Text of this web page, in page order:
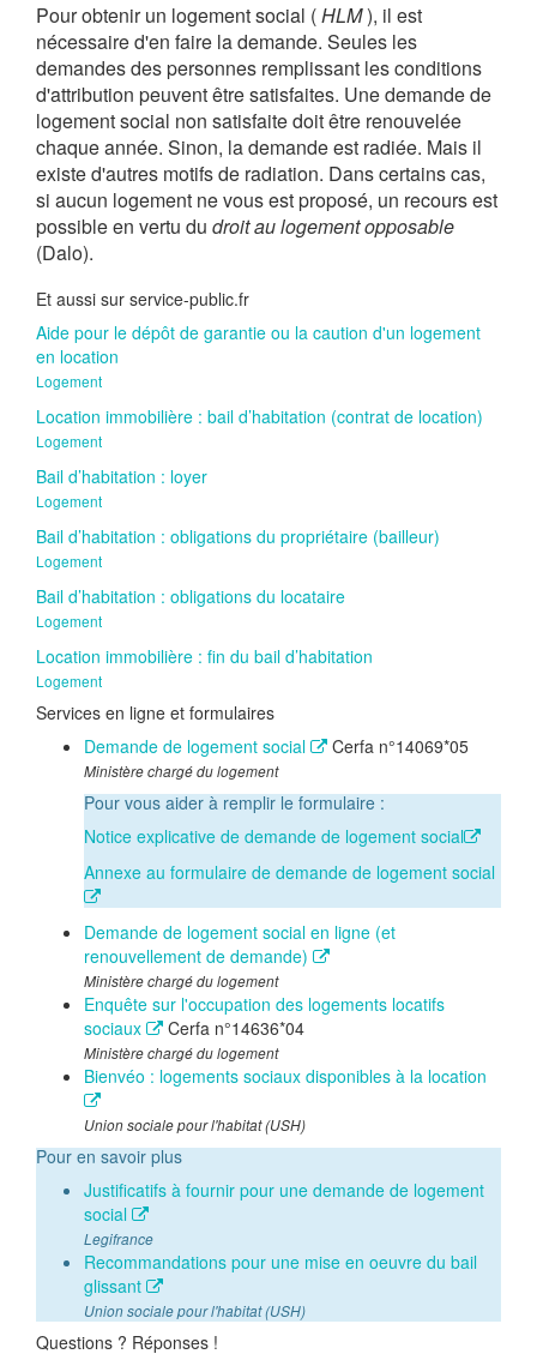
Pour obtenir un logement social (HLM), il est
nécessaire d'en faire la demande. Seules les
demandes des personnes remplissant les conditions
d'attribution peuvent être satisfaites. Une demande de
logement social non satisfaite doit être renouvelée
chaque année. Sinon, la demande est radiée. Mais il
existe d'autres motifs de radiation. Dans certains cas,
si aucun logement ne vous est proposé, un recours est
possible en vertu du droit au logement opposable
(Dalo).
Et aussi sur service-public.fr
Aide pour le dépôt de garantie ou la caution d'un logement
en location
Logement
Location immobilière : bail d’habitation (contrat de location)
Logement
Bail d’habitation : loyer
Logement
Bail d’habitation : obligations du propriétaire (bailleur)
Logement
Bail d’habitation : obligations du locataire
Logement
Location immobilière : fin du bail d’habitation
Logement
Services en ligne et formulaires
Demande de logement social
Cerfa n°14069*05
Ministère chargé du logement
Pour vous aider à remplir le formulaire :
Notice explicative de demande de logement social
Annexe au formulaire de demande de logement social
Demande de logement social en ligne (et
renouvellement de demande)
Ministère chargé du logement
Enquête sur l'occupation des logements locatifs
sociaux
Cerfa n°14636*04
Ministère chargé du logement
Bienvéo : logements sociaux disponibles à la location
Union sociale pour l'habitat (USH)
Pour en savoir plus
Justificatifs à fournir pour une demande de logement
social
Legifrance
Recommandations pour une mise en oeuvre du bail
glissant
Union sociale pour l'habitat (USH)
Questions ? Réponses !